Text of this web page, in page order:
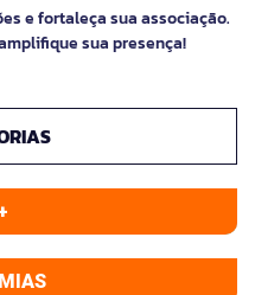
e fortaleça sua associação.
sua presença!